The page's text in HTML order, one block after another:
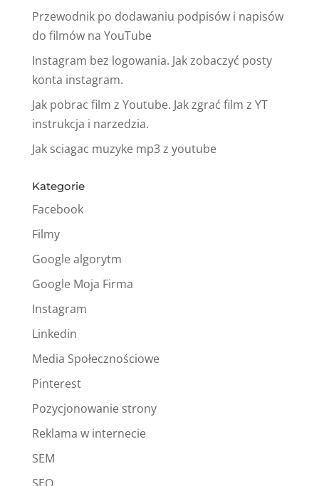
Przewodnik po dodawaniu podpisów i napisów
do filmów na YouTube
Instagram bez logowania. Jak zobaczyć posty
konta instagram.
Jak pobrac film z Youtube. Jak zgrać film z YT
instrukcja i narzedzia.
Jak sciagac muzyke mp3 z youtube
Kategorie
Facebook
Filmy
Google algorytm
Google Moja Firma
Instagram
Linkedin
Media Społecznościowe
Pinterest
Pozycjonowanie strony
Reklama w internecie
SEM